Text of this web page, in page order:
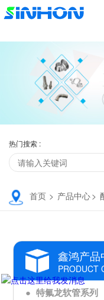
热门搜索 :
首页 > 产品中心>
鑫鸿产品
PRODUCT
● 特氟龙软管系列